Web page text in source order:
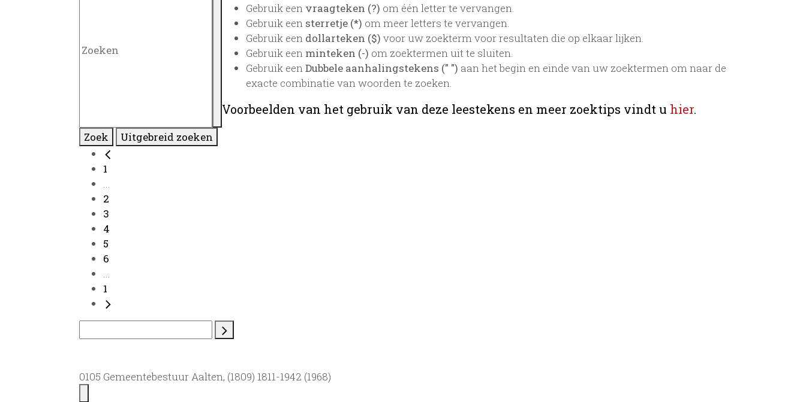
Gebruik een vraagteken (?) om één letter te vervangen.
Gebruik een sterretje (*) om meer letters te vervangen.
Gebruik een dollarteken ($) voor uw zoekterm voor resultaten die op elkaar lijken.
Gebruik een minteken (-) om zoektermen uit te sluiten.
Gebruik eenDubbele aanhalingstekens (" ") aan het begin en einde van uw zoektermen om naar de
exacte combinatie van woorden te zoeken.
Voorbeelden van het gebruik van deze leestekens en meer zoektips vindt u hier.
Zoek Uitgebreid zoeken
1
...
2
3
4
5
6
...
1
0105 Gemeentebestuur Aalten, (1809) 1811-1942 (1968)